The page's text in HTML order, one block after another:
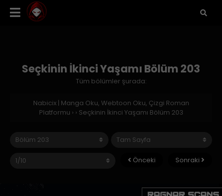
Seçkinin İkinci Yaşamı Bölüm 203
Tüm bölümler şurada:
Nabicix | Manga Oku, Webtoon Oku, Çizgi Roman
Platformu › › Seçkinin İkinci Yaşamı Bölüm 203
Önceki Sonraki